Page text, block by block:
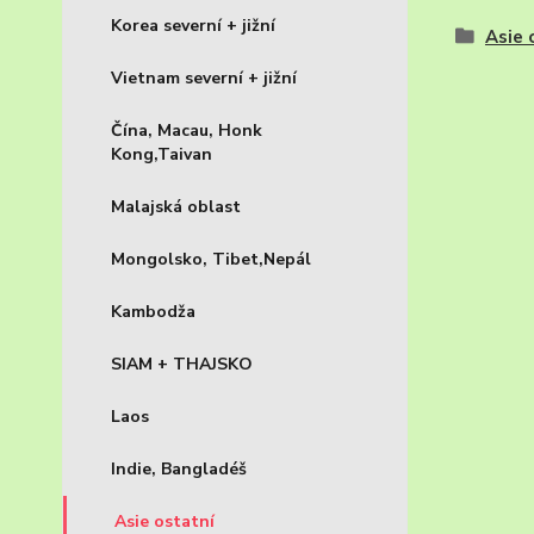
Korea severní + jižní
Vietnam severní + jižní
Čína, Macau, Honk
Kong,Taivan
Malajská oblast
Mongolsko, Tibet,Nepál
Kambodža
SIAM + THAJSKO
Laos
Indie, Bangladéš
Asie ostatní
Asie